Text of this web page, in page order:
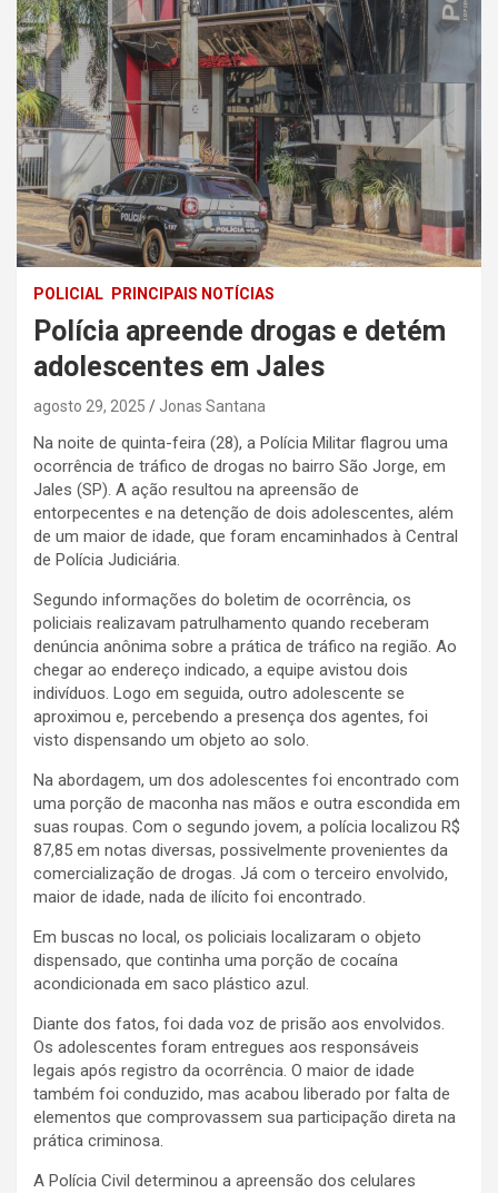
POLICIAL PRINCIPAIS NOTÍCIAS
Polícia apreende drogas e detém
adolescentes em Jales
agosto 29, 2025 Jonas Santana
Na noite de quinta-feira (28), a Polícia Militar flagrou uma
ocorrência de tráfico de drogas no bairro São Jorge, em
Jales (SP). A ação resultou na apreensão de
entorpecentes e na detenção de dois adolescentes, além
de um maior de idade, que foram encaminhados à Central
de Polícia Judiciária.
Segundo informações do boletim de ocorrência, os
policiais realizavam patrulhamento quando receberam
denúncia anônima sobre a prática de tráfico na região. Ao
chegar ao endereço indicado, a equipe avistou dois
indivíduos. Logo em seguida, outro adolescente se
aproximou e, percebendo a presença dos agentes, foi
visto dispensando um objeto ao solo.
Na abordagem, um dos adolescentes foi encontrado com
uma porção de maconha nas mãos e outra escondida em
suas roupas. Com o segundo jovem, a polícia localizou R$
87,85 em notas diversas, possivelmente provenientes da
comercialização de drogas. Já com o terceiro envolvido,
maior de idade, nada de ilícito foi encontrado.
Em buscas no local, os policiais localizaram o objeto
dispensado, que continha uma porção de cocaína
acondicionada em saco plástico azul.
Diante dos fatos, foi dada voz de prisão aos envolvidos.
Os adolescentes foram entregues aos responsáveis
legais após registro da ocorrência. O maior de idade
também foi conduzido, mas acabou liberado por falta de
elementos que comprovassem sua participação direta na
prática criminosa.
A Polícia Civil determinou a apreensão dos celulares